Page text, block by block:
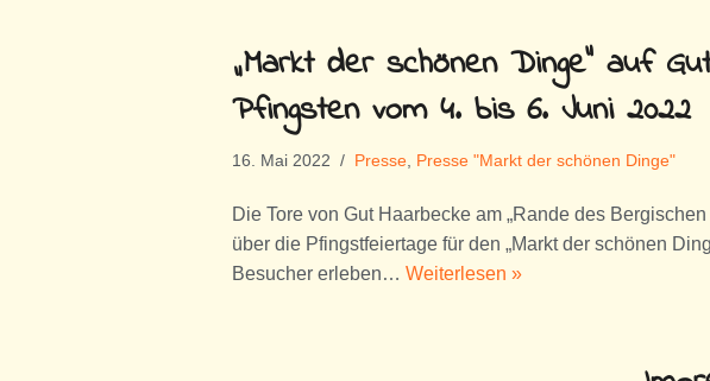
„Markt der schönen Dinge“ auf
Pfingsten vom 4. bis 6. Juni 2022
16. Mai 2022 Presse Presse "Markt der schönen Dinge"
Die Tore von Gut Haarbecke am „Rande des
über die Pfingstfeiertage für den „Markt der schönen
Besucher erleben… Weiterlesen »